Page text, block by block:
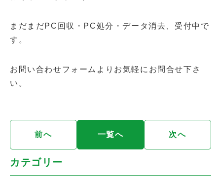
まだまだPC回収・PC処分・データ消去、受付中で
す。
お問い合わせフォームよりお気軽にお問合せ下さ
い。
前へ 一覧へ 次へ
カテゴリー